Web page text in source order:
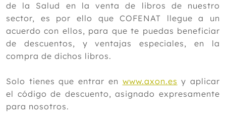
de la Salud en la venta de libros de nuestro
sector, es por ello que COFENAT llegue a un
acuerdo con ellos, para que te puedas beneficiar
de descuentos, y ventajas especiales, en la
compra de dichos libros.
Solo tienes que entrar en www.axon.es y aplicar
el código de descuento, asignado expresamente
para nosotros.